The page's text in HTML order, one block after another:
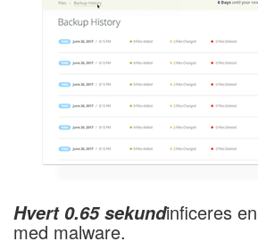
Hvert 0.65 sekundinficeres
med malware.